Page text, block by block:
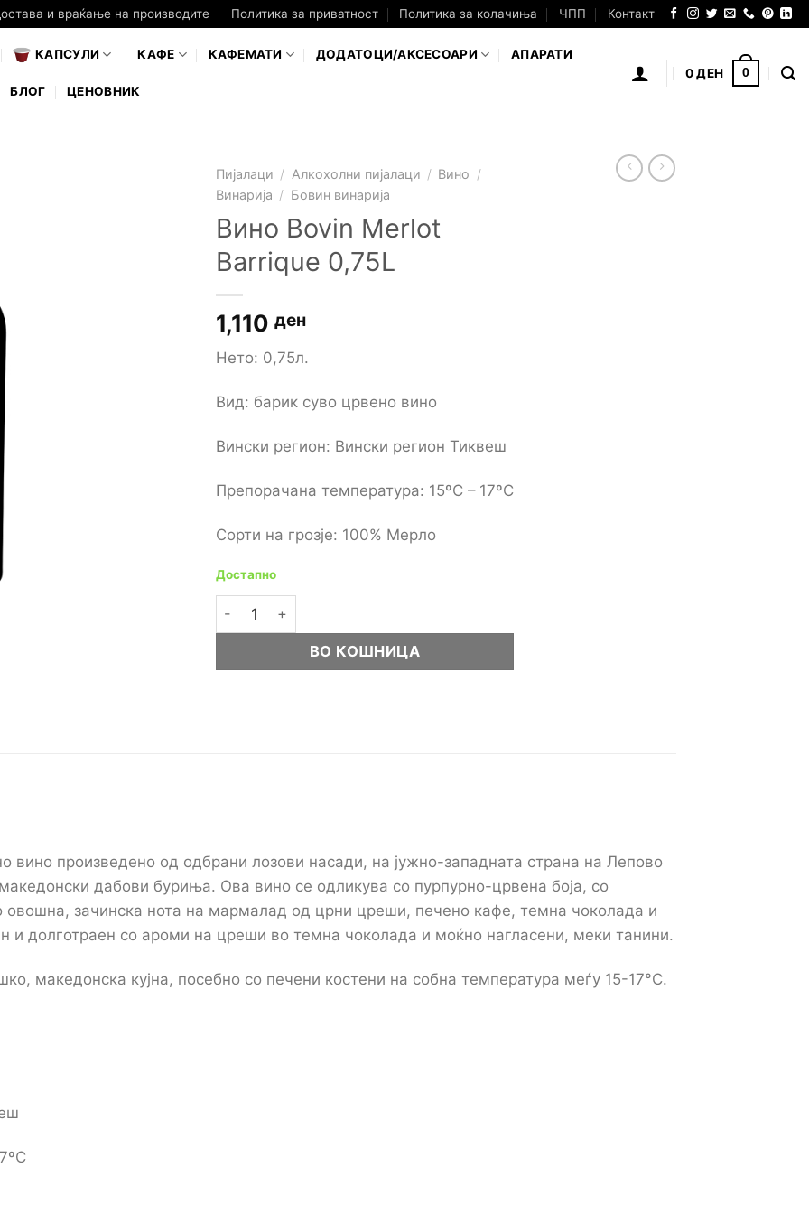
и враќање на производите Политика за приватност Политика за колачиња ЧПП Контакт
КАПСУЛИ КАФЕ КАФЕМАТИ ДОДАТОЦИ/АКСЕСОАРИ АПАРАТИ
БЛОГ ЦЕНОВНИК
0ДЕН 0
Пијалаци / Алкохолни пијалаци / Вино /
Винарија / Бовин винарија
Вино Bovin Merlot
Barrique 0,75L
1,110 ден
Нето: 0,75л.
Вид: барик суво црвено вино
Вински регион: Вински регион Тиквеш
Препорачана температура: 15ºC – 17ºC
Сорти на грозје: 100% Мерло
Достапно
Вино Bovin Merlot Barrique 0,75L количина
ВО КОШНИЦА
произведено од одбрани лозови насади, на јужно-западната страна на Лепово
дабови буриња. Ова вино се одликува со пурпурно-црвена боја, со
овошна, зачинска нота на мармалад од црни цреши, печено кафе, темна чоколада и
и долготраен со ароми на цреши во темна чоколада и моќно нагласени, меки танини.
македонска кујна, посебно со печени костени на собна температура меѓу 15-17°C.